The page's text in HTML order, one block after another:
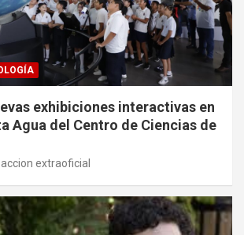
exhibiciones interactivas en
Agua del Centro de Ciencias de
extraoficial